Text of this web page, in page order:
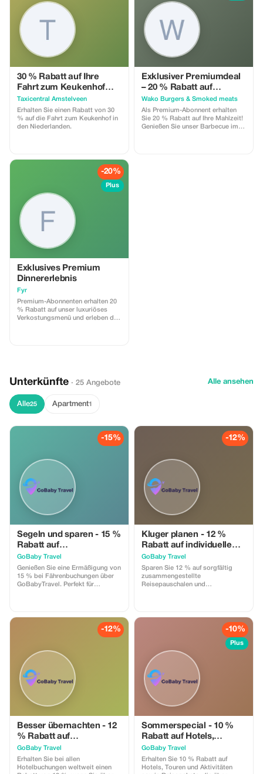
30 % Rabatt auf Ihre
Fahrt zum Keukenhof
Niederlande
Taxicentral Amstelveen
Erhalten Sie einen Rabatt von 30
% auf die Fahrt zum Keukenhof in
den Niederlanden.
Exklusiver Premiumdeal
– 20 % Rabatt auf
Grillgenuss
Wako Burgers & Smoked meats
Als Premium-Abonnent erhalten
Sie 20 % Rabatt auf Ihre Mahlzeit!
Genießen Sie unser Barbecue im
-20%
Plus
Exklusives Premium
Dinnererlebnis
Fyr
Premium-Abonnenten erhalten 20
% Rabatt auf unser luxuriöses
Verkostungsmenü und erleben die
Unterkünfte · 25 Angebote Alle ansehen
Alle25 Apartment1
-15%
Segeln und sparen - 15 %
Rabatt auf
Fährenbuchungen
GoBaby Travel
Genießen Sie eine Ermäßigung von
15 % bei Fährenbuchungen über
GoBabyTravel. Perfekt für
vorbehaltlich der Verfügbarkeit
des Anbieters. Verwenden Sie den
-12%
Kluger planen - 12 %
Rabatt auf individuelle
Pakete und Routenpläne
GoBaby Travel
Sparen Sie 12 % auf sorgfältig
zusammengestellte
Reisepauschalen und
Reisen inklusive Transport,
Unterkunft und Erlebnissen zu
gestalten. Geben Sie den Code an
der Kasse ein. Der Onlinedienst ist
weltweit verfügbar.
-12%
Besser übernachten - 12
% Rabatt auf
Hotelbuchungen
GoBaby Travel
Erhalten Sie bei allen
Hotelbuchungen weltweit einen
-10%
Plus
Sommerspecial - 10 %
Rabatt auf Hotels,
Aktivitäten und Pakete
GoBaby Travel
Erhalten Sie 10 % Rabatt auf
Hotels, Touren und Aktivitäten